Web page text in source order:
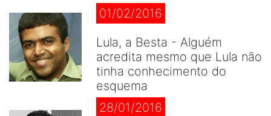
01/02/2016
Lula, a Besta - Alguém
acredita mesmo que Lula não
tinha conhecimento do
esquema
28/01/2016